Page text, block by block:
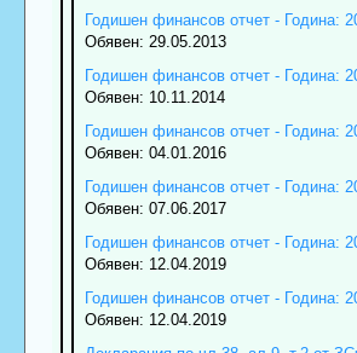
Годишен финансов отчет - Година:
Обявен: 29.05.2013
Годишен финансов отчет - Година:
Обявен: 10.11.2014
Годишен финансов отчет - Година:
Обявен: 04.01.2016
Годишен финансов отчет - Година:
Обявен: 07.06.2017
Годишен финансов отчет - Година:
Обявен: 12.04.2019
Годишен финансов отчет - Година:
Обявен: 12.04.2019